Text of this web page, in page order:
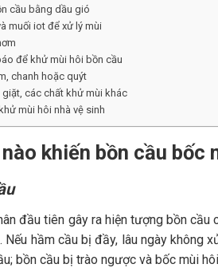
cầu bằng dầu gió
muối iot để xử lý mùi
để khử mùi hôi bồn cầu
chanh hoặc quýt
giặt, các chất khử mùi khác
mùi hôi nhà vệ sinh
khiến bồn cầu bốc
đầu tiên gây ra hiện tượng bồn
hầm cầu bị đầy, lâu ngày không
bồn cầu bị trào ngược và bốc mùi